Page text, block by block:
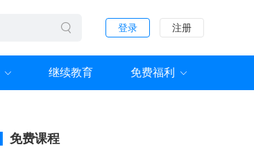
登录 注册
继续教育 免费福利
免费课程